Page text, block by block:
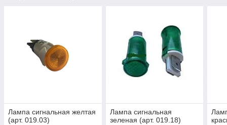
Лампа сигнальная желтая
(арт. 019.03)
Лампа сигнальная
зеленая (арт. 019.18)